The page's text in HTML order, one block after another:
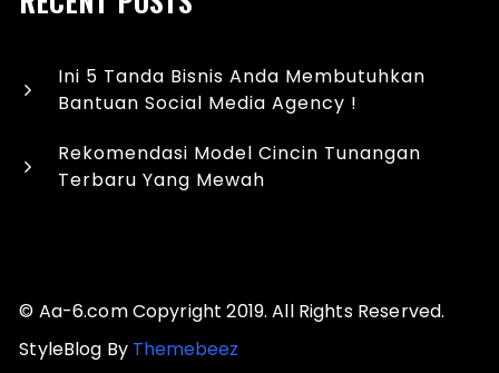
Ini 5 Tanda Bisnis Anda Membutuhkan
Bantuan Social Media Agency !
Rekomendasi Model Cincin Tunangan
Terbaru Yang Mewah
© Aa-6.com Copyright 2019. All Rights Reserved.
StyleBlog By Themebeez